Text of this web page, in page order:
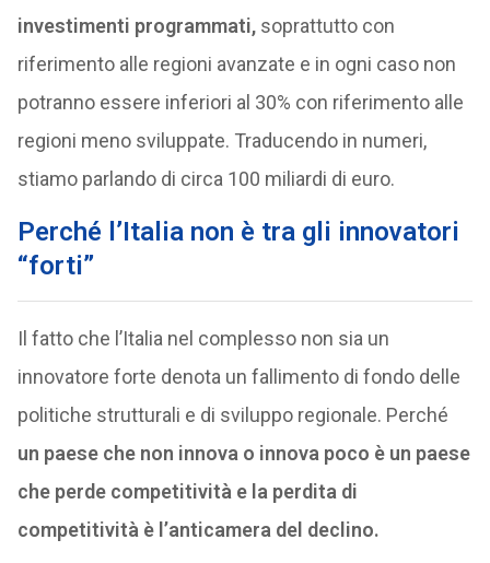
investimenti programmati,soprattutto con
riferimento alle regioni avanzate e in ogni caso non
potranno essere inferiori al 30% con riferimento alle
regioni meno sviluppate. Traducendo in numeri,
stiamo parlando di circa 100 miliardi di euro.
Perché l’Italia non è tra gli innovatori
“forti”
Il fatto che l’Italia nel complesso non sia un
innovatore forte denota un fallimento di fondo delle
politiche strutturali e di sviluppo regionale. Perché
un paese che non innova o innova poco è un paese
che perde competitività e la perdita di
competitività è l’anticamera del declino.